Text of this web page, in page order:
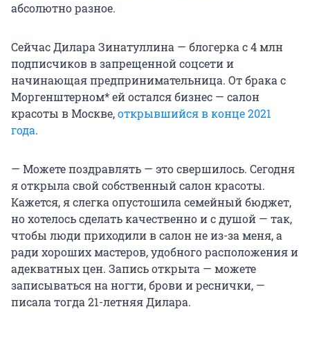
абсолютно разное.
Сейчас Дилара Зинатуллина — блогерка с 4 млн
подписчиков в запрещенной соцсети и
начинающая предпринимательница. От брака с
Моргенштерном* ей остался бизнес — салон
красоты в Москве,открывшийся в конце 2021
года.
— Можете поздравлять — это свершилось. Сегодня
я открыла свой собственный салон красоты.
Кажется, я слегка опустошила семейный бюджет,
но хотелось сделать качественно и с душой — так,
чтобы люди приходили в салон не из-за меня, а
ради хороших мастеров, удобного расположения и
адекватных цен. Запись открыта — можете
записываться на ногти, брови и реснички, —
писала тогда 21-летняя Дилара.